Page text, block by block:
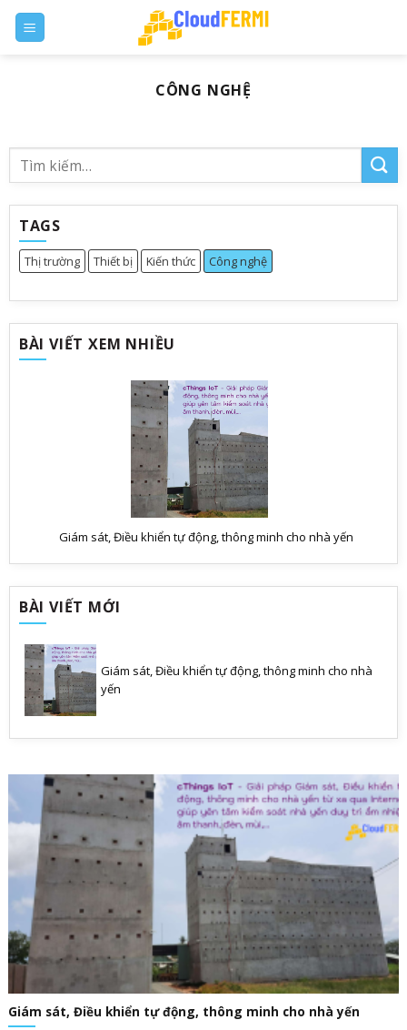
Skip
CÔNG NGHỆ
Giám sát, Điều khiển tự động, thông minh cho nhà yến
TAGS
Thị trường Thiết bị Kiến thức Công nghệ
BÀI VIẾT XEM NHIỀU
Giám sát, Điều khiển tự động, thông minh cho nhà yến
BÀI VIẾT MỚI
Giám sát, Điều khiển tự động, thông minh cho nhà
yến